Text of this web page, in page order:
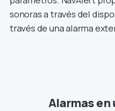
sonoras a través del
través de una alarma
Alarmas